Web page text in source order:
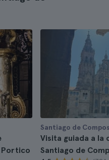
Portico
Santiago de
Visita guiada a la
Santiago de